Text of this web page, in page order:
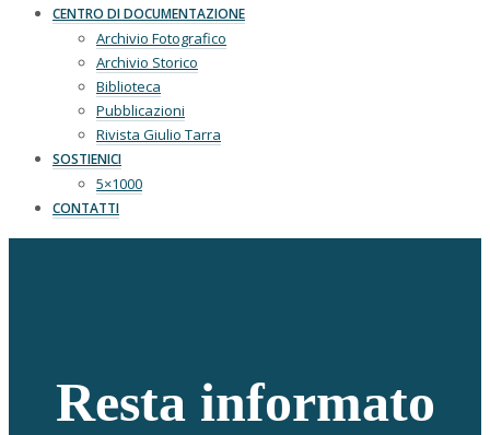
CENTRO DI DOCUMENTAZIONE
Archivio Fotografico
Archivio Storico
Biblioteca
Pubblicazioni
Rivista Giulio Tarra
SOSTIENICI
5×1000
CONTATTI
Resta informato